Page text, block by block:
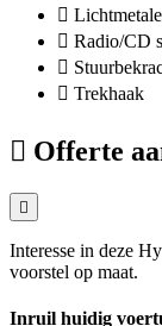
Radio/CD
Trekhaak
Offerte
Interesse in deze
voorstel op maat.
Inruil huidig